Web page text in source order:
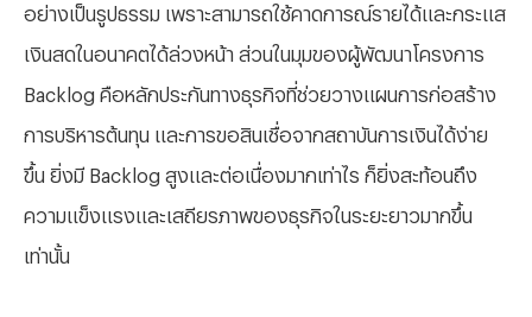
อย่างเป็นรูปธรรม เพราะสามารถใช้คาดการณ์รายได้และกระแส
เงินสดในอนาคตได้ล่วงหน้า ส่วนในมุมของผู้พัฒนาโครงการ
Backlog คือหลักประกันทางธุรกิจที่ช่วยวางแผนการก่อสร้าง
การบริหารต้นทุน และการขอสินเชื่อจากสถาบันการเงินได้ง่าย
ขึ้น ยิ่งมี Backlog สูงและต่อเนื่องมากเท่าไร ก็ยิ่งสะท้อนถึง
ความแข็งแรงและเสถียรภาพของธุรกิจในระยะยาวมากขึ้น
เท่านั้น